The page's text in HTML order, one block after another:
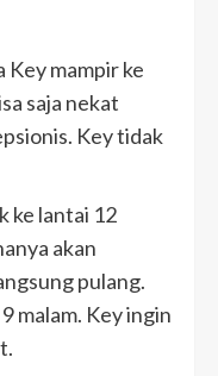
Key mampir ke
saja nekat
Key tidak
ke lantai 12
akan
pulang.
malam. Key ingin